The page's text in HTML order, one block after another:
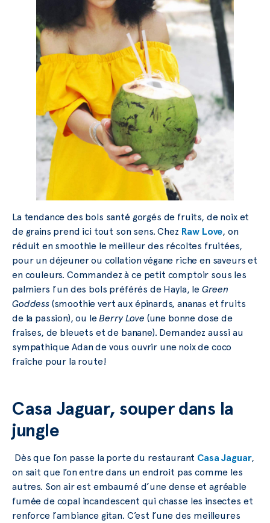
La tendance des bols santé gorgés de fruits, de noix et
de grains prend ici tout son sens. Chez Raw Love, on
réduit en smoothie le meilleur des récoltes fruitées,
pour un déjeuner ou collation végane riche en saveurs et
en couleurs. Commandez à ce petit comptoir sous les
palmiers l’un des bols préférés de Hayla, le Green
Goddess(smoothie vert aux épinards, ananas et fruits
de la passion), ou leBerry Love (une bonne dose de
fraises, de bleuets et de banane). Demandez aussi au
sympathique Adan de vous ouvrir une noix de coco
fraîche pour la route!
Casa Jaguar, souper dans la
jungle
Dès que l’on passe la porte du restaurant Casa Jaguar,
on sait que l’on entre dans un endroit pas comme les
autres. Son air est embaumé d’une dense et agréable
fumée de copal incandescent qui chasse les insectes et
renforce l’ambiance gitan. C’est l’une des meilleures